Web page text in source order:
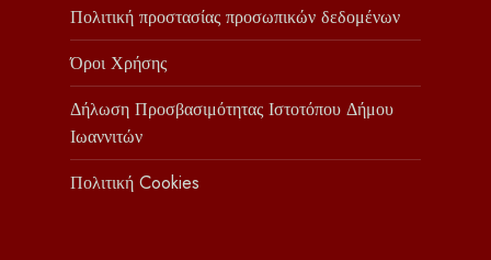
Πολιτική προστασίας προσωπικών δεδομένων
Όροι Χρήσης
Δήλωση Προσβασιμότητας Ιστοτόπου Δήμου
Ιωαννιτών
Πολιτική Cookies